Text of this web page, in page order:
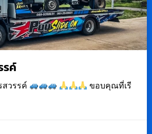
รค์
สวรรค์ ขอบคุณที่เรี